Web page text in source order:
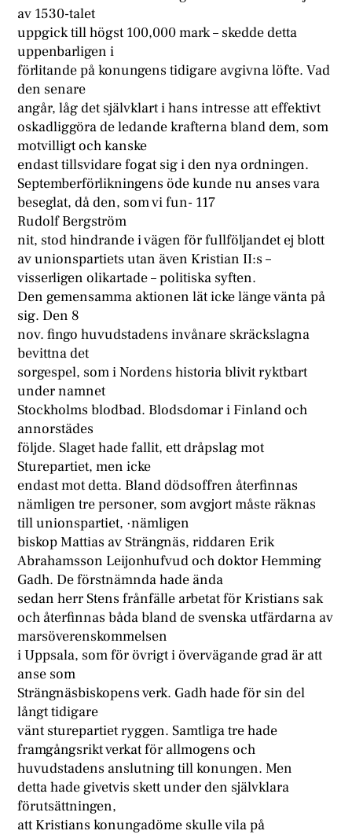
av 1530-talet
uppgick till högst 100,000 mark – skedde detta
uppenbarligen i
förlitande på konungens tidigare avgivna löfte. Vad
den senare
angår, låg det självklart i hans intresse att effektivt
oskadliggöra de ledande krafterna bland dem, som
motvilligt och kanske
endast tillsvidare fogat sig i den nya ordningen.
Septemberförlikningens öde kunde nu anses vara
beseglat, då den, som vi fun- 117
Rudolf Bergström
nit, stod hindrande i vägen för fullföljandet ej blott
av unionspartiets utan även Kristian II:s –
visserligen olikartade – politiska syften.
Den gemensamma aktionen lät icke länge vänta på
sig. Den 8
nov. fingo huvudstadens invånare skräckslagna
bevittna det
sorgespel, som i Nordens historia blivit ryktbart
under namnet
Stockholms blodbad. Blodsdomar i Finland och
annorstädes
följde. Slaget hade fallit, ett dråpslag mot
Sturepartiet, men icke
endast mot detta. Bland dödsoffren återfinnas
nämligen tre personer, som avgjort måste räknas
till unionspartiet, ·nämligen
biskop Mattias av Strängnäs, riddaren Erik
Abrahamsson Leijonhufvud och doktor Hemming
Gadh. De förstnämnda hade ända
sedan herr Stens frånfälle arbetat för Kristians sak
och återfinnas båda bland de svenska utfärdarna av
marsöverenskommelsen
i Uppsala, som för övrigt i övervägande grad är att
anse som
Strängnäsbiskopens verk. Gadh hade för sin del
långt tidigare
vänt sturepartiet ryggen. Samtliga tre hade
framgångsrikt verkat för allmogens och
huvudstadens anslutning till konungen. Men
detta hade givetvis skett under den självklara
förutsättningen,
att Kristians konungadöme skulle vila på